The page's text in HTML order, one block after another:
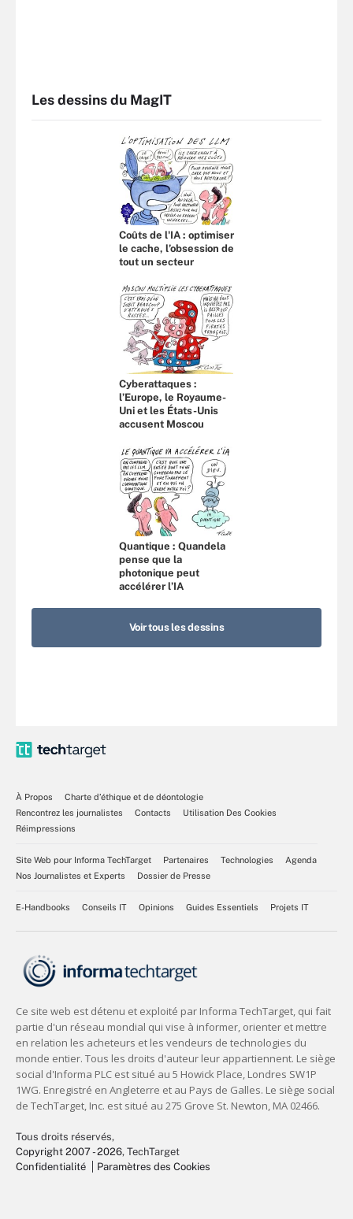
Les dessins du MagIT
Coûts de l'IA : optimiser
le cache, l’obsession de
tout un secteur
Cyberattaques :
l’Europe, le Royaume-
Uni et les États-Unis
accusent Moscou
Quantique : Quandela
pense que la
photonique peut
accélérer l’IA
Voir tous les dessins
À Propos
Charte d’éthique et de déontologie
Rencontrez les journalistes
Contacts
Utilisation Des Cookies
Réimpressions
Site Web pour Informa TechTarget Partenaires Technologies
Agenda
Nos Journalistes et Experts
Dossier de Presse
E-Handbooks Conseils IT Opinions Guides Essentiels Projets IT
Tous droits réservés,
Copyright 2007 - 2026, TechTarget
Confidentialité
Paramètres des Cookies